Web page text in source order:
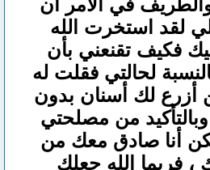
في الأمر أن
لقد استخرت الله
فكيف تقنعني بأن
لحالتي فقلت له
أزرع لك أسنان بدون
من مصلحتي
أنا صادق معك من
فربما الله جعلك